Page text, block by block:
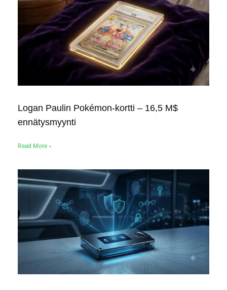
Logan Paulin Pokémon-kortti – 16,5 M$
ennätysmyynti
Read More »